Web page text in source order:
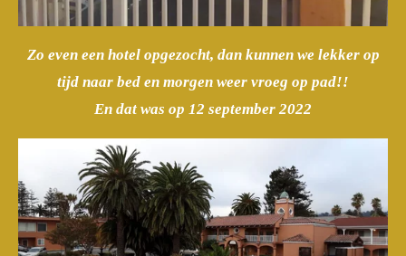
Zo even een hotel opgezocht, dan kunnen we lekker op
tijd naar bed en morgen weer vroeg op pad!!
En dat was op 12 september 2022